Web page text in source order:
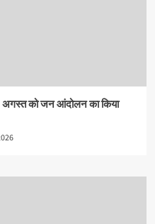
अगस्त को जन आंदोलन का किया